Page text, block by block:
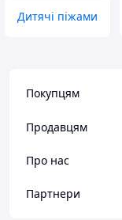
Дитячі піжами
Покупцям
Продавцям
Про нас
Партнери